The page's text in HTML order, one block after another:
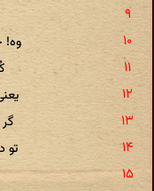
وه!
تو